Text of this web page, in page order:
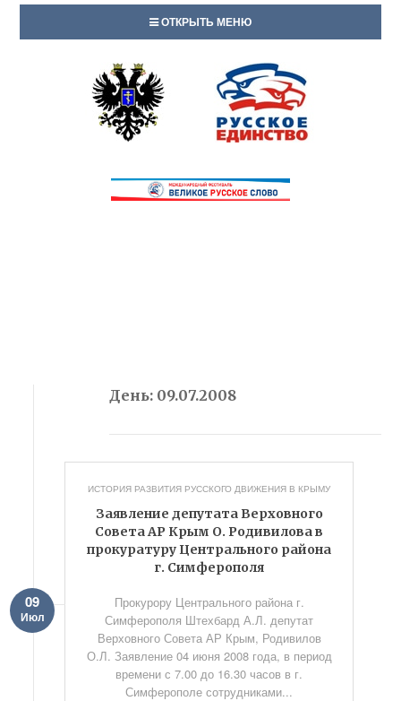
ОТКРЫТЬ МЕНЮ
День: 09.07.2008
ИСТОРИЯ РАЗВИТИЯ РУССКОГО ДВИЖЕНИЯ В КРЫМУ
Заявление депутата Верховного
Совета АР Крым О. Родивилова в
прокуратуру Центрального района
г. Симферополя
09
Июл
Прокурору Центрального района г.
Симферополя Штехбард А.Л. депутат
Верховного Совета АР Крым, Родивилов
О.Л. Заявление 04 июня 2008 года, в период
времени с 7.00 до 16.30 часов в г.
Симферополе сотрудниками...